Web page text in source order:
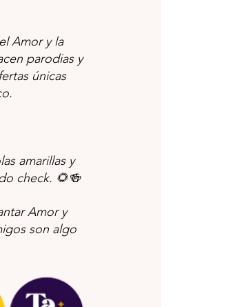
Amor y la
parodias y
únicas
amarillas y
check. 🌻🍻
Amor y
son algo